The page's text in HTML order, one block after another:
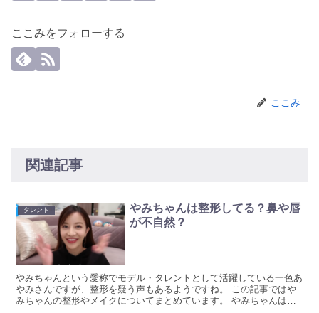
ここみをフォローする
ここみ
関連記事
タレント
やみちゃんは整形してる？鼻や唇
が不自然？
やみちゃんという愛称でモデル・タレントとして活躍している一色あ
やみさんですが、整形を疑う声もあるようですね。 この記事ではや
みちゃんの整形やメイクについてまとめています。 やみちゃんは整